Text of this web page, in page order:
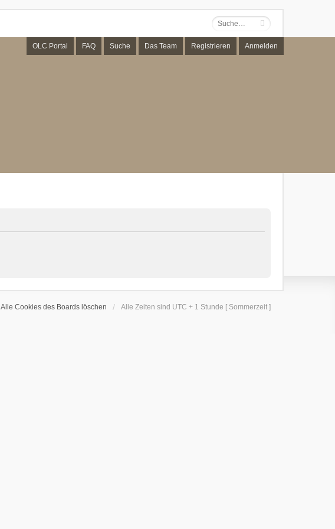
OLC Portal FAQ Suche Das Team Registrieren Anmelden
Alle Cookies des Boards löschen Alle Zeiten sind UTC + 1 Stunde [ Sommerzeit ]